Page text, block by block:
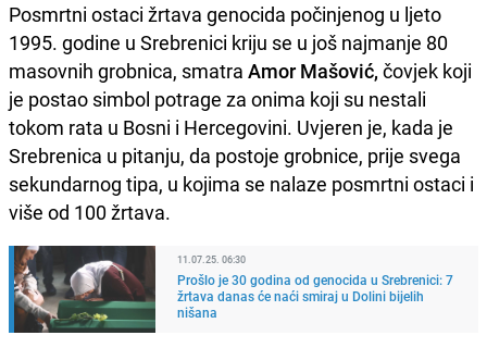
Posmrtni ostaci žrtava genocida počinjenog u ljeto
1995. godine u Srebrenici kriju se u još najmanje 80
masovnih grobnica, smatra Amor Mašović, čovjek koji
je postao simbol potrage za onima koji su nestali
tokom rata u Bosni i Hercegovini. Uvjeren je, kada je
Srebrenica u pitanju, da postoje grobnice, prije svega
sekundarnog tipa, u kojima se nalaze posmrtni ostaci i
više od 100 žrtava.
11.07.25. 06:30
Prošlo je 30 godina od genocida u Srebrenici: 7
žrtava danas će naći smiraj u Dolini bijelih
nišana